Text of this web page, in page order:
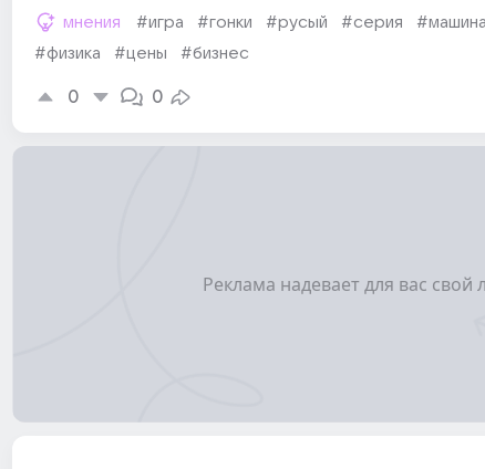
мнения #игра #гонки #русый #серия #машина
#физика
#цены #бизнес
0 0